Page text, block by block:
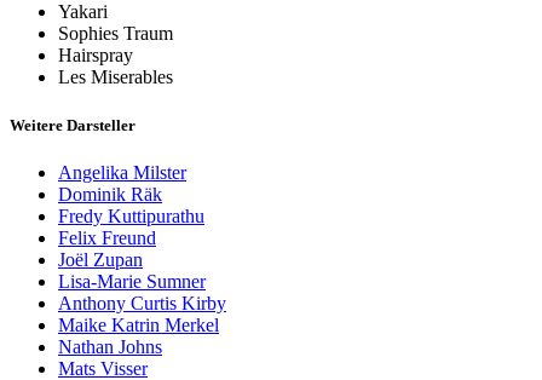
Yakari
Sophies Traum
Hairspray
Les Miserables
Weitere Darsteller
Angelika Milster
Dominik Räk
Fredy Kuttipurathu
Felix Freund
Joël Zupan
Lisa-Marie Sumner
Anthony Curtis Kirby
Maike Katrin Merkel
Nathan Johns
Mats Visser